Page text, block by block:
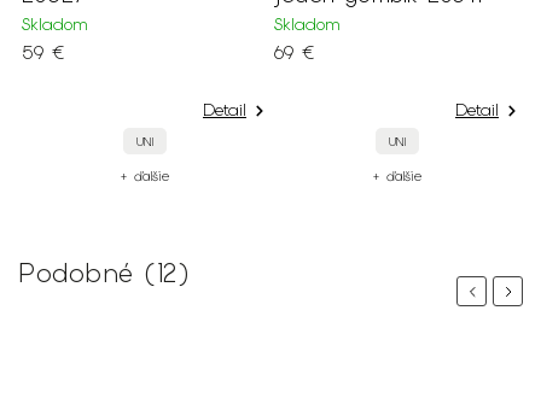
Skladom
59 €
Detail
UNI
+ ďalšie
Skladom
69 €
Detail
UNI
+ ďalšie
Podobné (12)
PreviousNext